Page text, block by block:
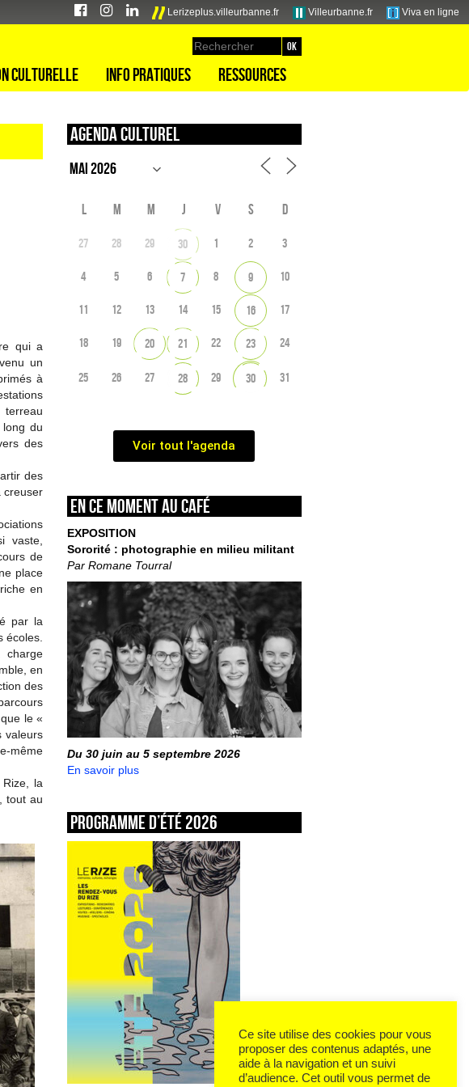
Lerizeplus.villeurbanne.fr Villeurbanne.fr Viva en ligne
culturelle Info pratiques Ressources
qui a
un
à
terreau
du
des
des
creuser
vaste,
de
place
en
par la
écoles.
charge
en
des
le «
valeurs
même
la
tout au
Agenda culturel
L M M J V S D
27 28 29 30 1 2 3
4 5 6 7 8 9 10
11 12 13 14 15 16 17
18 19 20 21 22 23 24
25 26 27 28 29 30 31
Voir tout l'agenda
En ce moment au café
EXPOSITION
Sororité : photographie en milieu militant
Par Romane Tourral
Du 30 juin au 5 septembre 2026
En savoir plus
Programme d’été 2026
Ce site utilise des cookies pour vous
proposer des contenus adaptés, une
aide à la navigation et un suivi
d’audience. Cet outil vous permet de